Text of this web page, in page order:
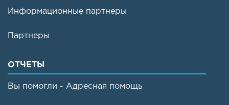
Информационные партнеры
Партнеры
ОТЧЕТЫ
Вы помогли - Адресная помощь